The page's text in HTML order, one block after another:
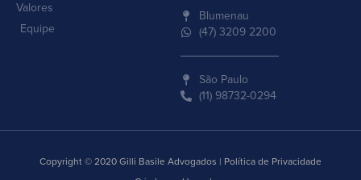
Valores
Equipe
Blumenau
(47) 3209 2200
São Paulo
(11) 98732-0294
Copyright © 2020 Gilli Basile Advogados | Política de Privacidade